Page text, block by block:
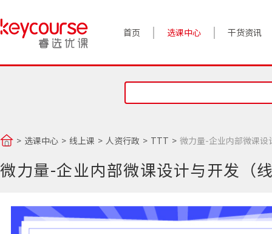
首页 选课中心 干货资讯
案例实践
对话高管
睿选视角
选课中心 线上课 人资行政 TTT 微力量-企业内部微课设
微力量-企业内部微课设计与开发（